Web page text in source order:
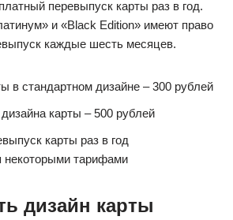
перевыпуск карты раз в год.
и «Black Edition» имеют право
каждые шесть месяцев.
в стандартном дизайне – 300 рублей
карты – 500 рублей
карты раз в год
некоторыми тарифами
дизайн карты